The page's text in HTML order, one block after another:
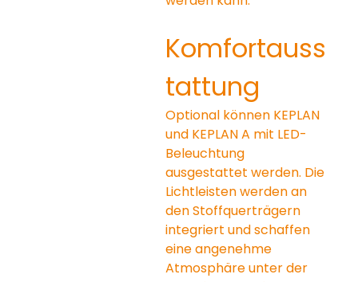
Komfortauss
tattung
Optional können KEPLAN
und KEPLAN A mit LED-
Beleuchtung
ausgestattet werden. Die
Lichtleisten werden an
den Stoffquerträgern
integriert und schaffen
eine angenehme
Atmosphäre unter der